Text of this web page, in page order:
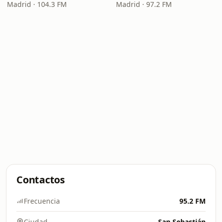
Madrid · 104.3 FM Madrid · 97.2 FM
Contactos
Frecuencia 95.2 FM